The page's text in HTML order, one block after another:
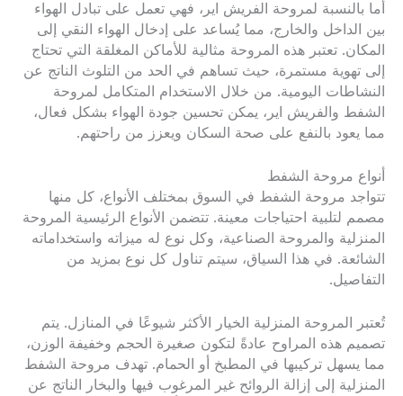
أما بالنسبة لمروحة الفريش اير، فهي تعمل على تبادل الهواء
بين الداخل والخارج، مما يُساعد على إدخال الهواء النقي إلى
المكان. تعتبر هذه المروحة مثالية للأماكن المغلقة التي تحتاج
إلى تهوية مستمرة، حيث تساهم في الحد من التلوث الناتج عن
النشاطات اليومية. من خلال الاستخدام المتكامل لمروحة
الشفط والفريش اير، يمكن تحسين جودة الهواء بشكل فعال،
مما يعود بالنفع على صحة السكان ويعزز من راحتهم.
أنواع مروحة الشفط
تتواجد مروحة الشفط في السوق بمختلف الأنواع، كل منها
مصمم لتلبية احتياجات معينة. تتضمن الأنواع الرئيسية المروحة
المنزلية والمروحة الصناعية، وكل نوع له ميزاته واستخداماته
الشائعة. في هذا السياق، سيتم تناول كل نوع بمزيد من
التفاصيل.
تُعتبر المروحة المنزلية الخيار الأكثر شيوعًا في المنازل. يتم
تصميم هذه المراوح عادةً لتكون صغيرة الحجم وخفيفة الوزن،
مما يسهل تركيبها في المطبخ أو الحمام. تهدف مروحة الشفط
المنزلية إلى إزالة الروائح غير المرغوب فيها والبخار الناتج عن